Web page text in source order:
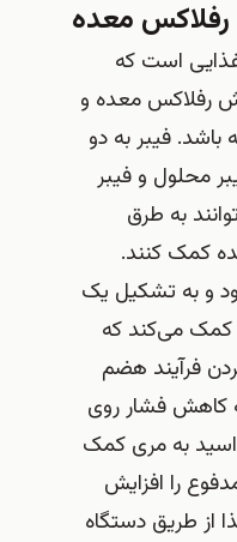
معده
غذایی است که
رفلاکس معده و
باشد. فیبر به دو
محلول و فیبر
به طرق
کمک کنند.
و به تشکیل یک
کمک می‌کند که
فرآیند هضم
کاهش فشار روی
به مری کمک
را افزایش
از طریق دستگاه